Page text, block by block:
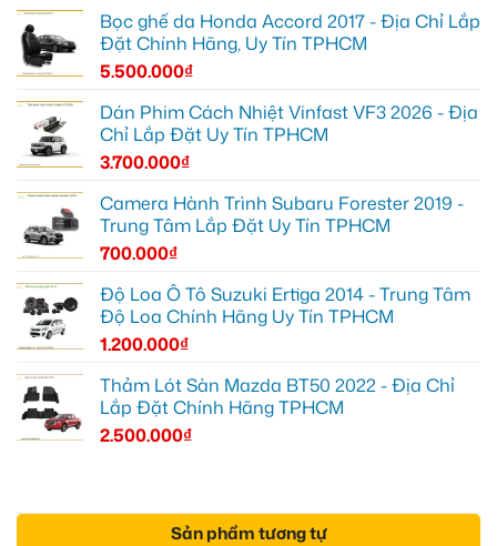
Bọc ghế da Honda Accord 2017 - Địa Chỉ Lắp
Đặt Chính Hãng, Uy Tín TPHCM
5.500.000₫
Dán Phim Cách Nhiệt Vinfast VF3 2026 - Địa
Chỉ Lắp Đặt Uy Tín TPHCM
3.700.000₫
Camera Hành Trình Subaru Forester 2019 -
Trung Tâm Lắp Đặt Uy Tín TPHCM
700.000₫
Độ Loa Ô Tô Suzuki Ertiga 2014 - Trung Tâm
Độ Loa Chính Hãng Uy Tín TPHCM
1.200.000₫
Thảm Lót Sàn Mazda BT50 2022 - Địa Chỉ
Lắp Đặt Chính Hãng TPHCM
2.500.000₫
Sản phẩm tương tự